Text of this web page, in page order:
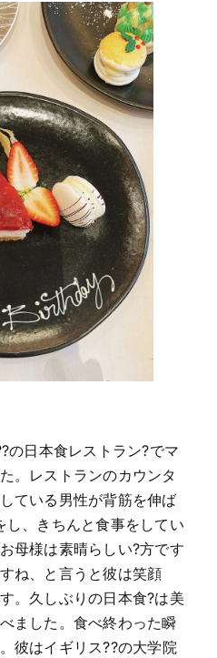
日本食レストラン?でマ
。レストランのカウンタ
ている男性が背筋を伸ば
し、きちんと食事をしてい
母様は素晴らしい?方です
ね、と言うと彼は笑顔
。久しぶりの日本食?は美
ました。食べ終わった瞬
彼はイギリス??の大学院